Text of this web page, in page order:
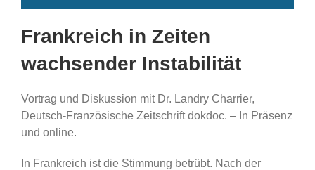
Frankreich in Zeiten
wachsender Instabilität
Vortrag und Diskussion mit Dr. Landry Charrier,
Deutsch-Französische Zeitschrift dokdoc. – In Präsenz
und online.
In Frankreich ist die Stimmung betrübt. Nach der